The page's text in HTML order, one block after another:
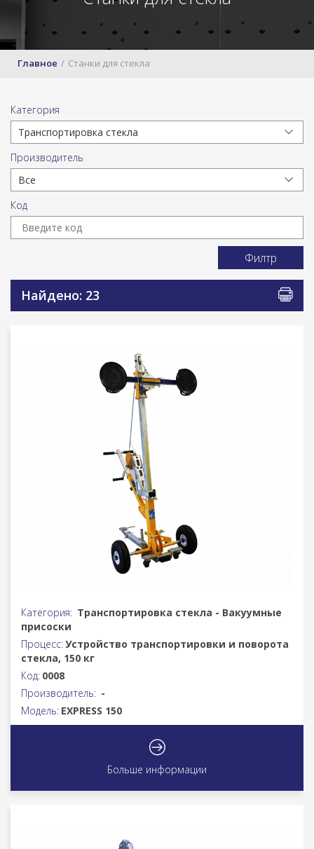
Главное Станки для стекла
Категория
Производитель
Код
Филтр
Найдено: 23
Категория: Транспортировка стекла - Вакуумные
присоски
Процесс:Устройство транспортировки и поворота
стекла, 150 кг
Код: 0008
Производитель: -
Модель: EXPRESS 150
Больше информации